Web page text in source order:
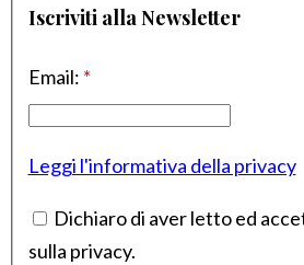
Iscriviti alla Newsletter
Email: *
Leggi l'informativa della privacy
Dichiaro di aver letto ed
sulla privacy.